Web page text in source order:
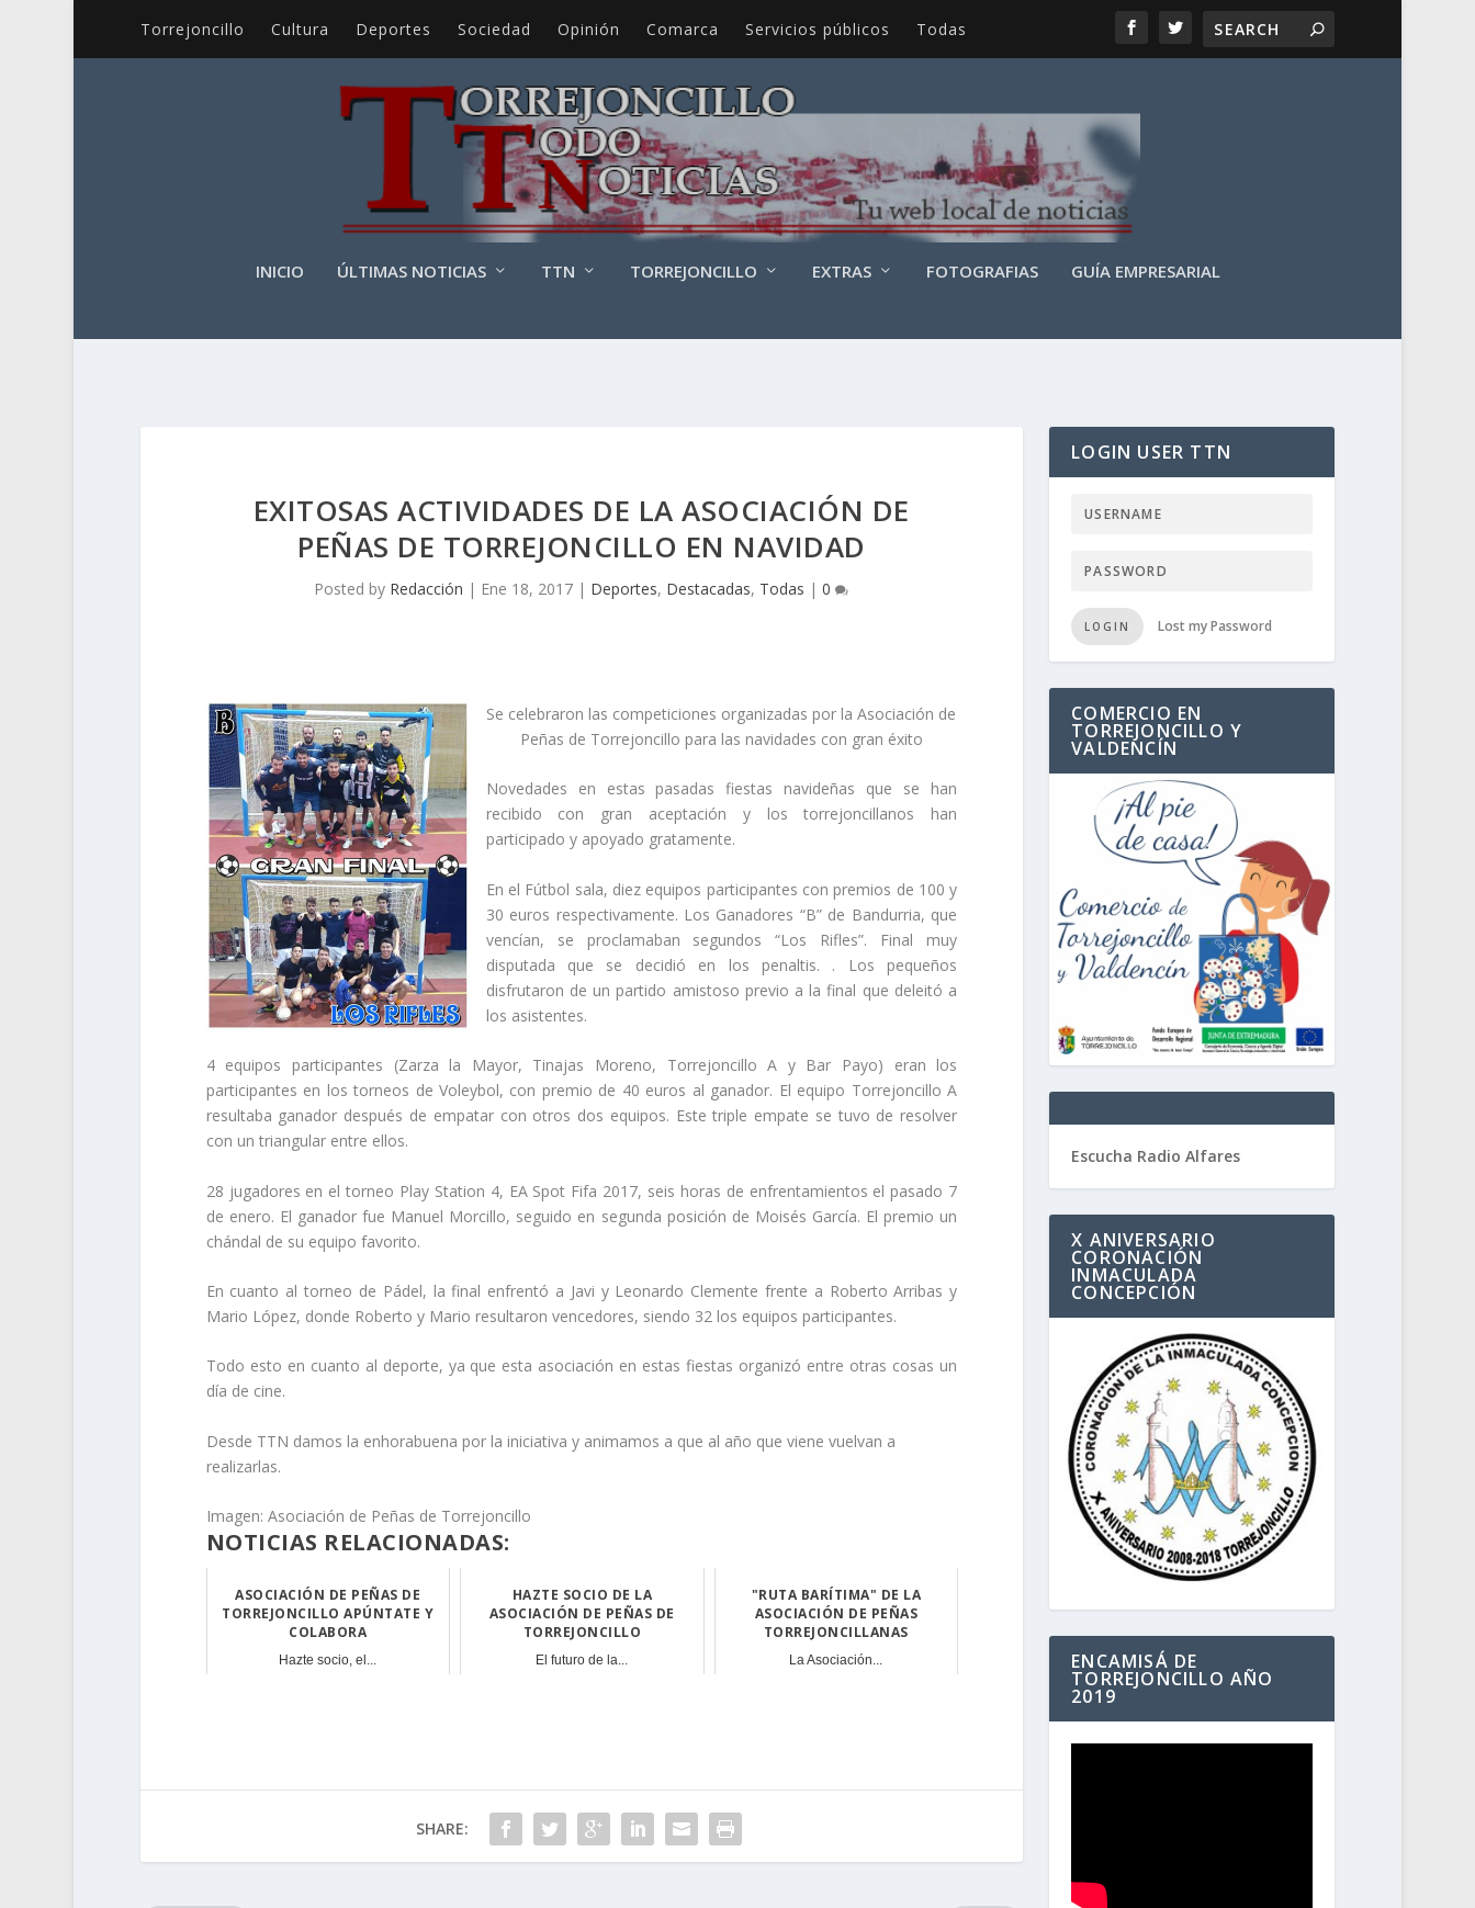
Torrejoncillo Cultura Deportes Sociedad Opinión Comarca Servicios públicos Todas
INICIO ÚLTIMAS NOTICIAS TTN TORREJONCILLO EXTRAS FOTOGRAFIAS GUÍA EMPRESARIAL
EXITOSAS ACTIVIDADES DE LA ASOCIACIÓN DE
PEÑAS DE TORREJONCILLO EN NAVIDAD
Posted by Redacción | Ene 18, 2017 | Deportes, Destacadas, Todas |0
Se celebraron las competiciones organizadas por la Asociación de
Peñas de Torrejoncillo para las navidades con gran éxito
Novedades en estas pasadas fiestas navideñas que se han
recibido con gran aceptación y los torrejoncillanos han
participado y apoyado gratamente.
En el Fútbol sala, diez equipos participantes con premios de 100 y
30 euros respectivamente. Los Ganadores “B” de Bandurria, que
vencían, se proclamaban segundos “Los Rifles”. Final muy
disputada que se decidió en los penaltis. . Los pequeños
disfrutaron de un partido amistoso previo a la final que deleitó a
los asistentes.
4 equipos participantes (Zarza la Mayor, Tinajas Moreno, Torrejoncillo A y Bar Payo) eran los
participantes en los torneos de Voleybol, con premio de 40 euros al ganador. El equipo Torrejoncillo A
resultaba ganador después de empatar con otros dos equipos. Este triple empate se tuvo de resolver
con un triangular entre ellos.
28 jugadores en el torneo Play Station 4, EA Spot Fifa 2017, seis horas de enfrentamientos el pasado 7
de enero. El ganador fue Manuel Morcillo, seguido en segunda posición de Moisés García. El premio un
chándal de su equipo favorito.
En cuanto al torneo de Pádel, la final enfrentó a Javi y Leonardo Clemente frente a Roberto Arribas y
Mario López, donde Roberto y Mario resultaron vencedores, siendo 32 los equipos participantes.
Todo esto en cuanto al deporte, ya que esta asociación en estas fiestas organizó entre otras cosas un
día de cine.
Desde TTN damos la enhorabuena por la iniciativa y animamos a que al año que viene vuelvan a
realizarlas.
Imagen: Asociación de Peñas de Torrejoncillo
NOTICIAS RELACIONADAS:
ASOCIACIÓN DE PEÑAS DE
TORREJONCILLO APÚNTATE Y
COLABORA
Hazte socio, el...
HAZTE SOCIO DE LA
ASOCIACIÓN DE PEÑAS DE
TORREJONCILLO
El futuro de la...
"RUTA BARÍTIMA" DE LA
ASOCIACIÓN DE PEÑAS
TORREJONCILLANAS
La Asociación...
SHARE:
LOGIN USER TTN
LOGIN Lost my Password
COMERCIO EN
TORREJONCILLO Y
VALDENCÍN
Escucha Radio Alfares
X ANIVERSARIO
CORONACIÓN
INMACULADA
CONCEPCIÓN
ENCAMISÁ DE
TORREJONCILLO AÑO
2019